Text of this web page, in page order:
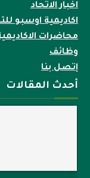
اخبار الاتحاد
اكاديمية اوسبو
محاضرات
وظائف
إتصل بنا
أحدث المقالات